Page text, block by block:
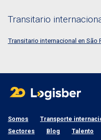
Transitario
Transitario internacional en São
Somos Transporte
Sectores
Blog Talento